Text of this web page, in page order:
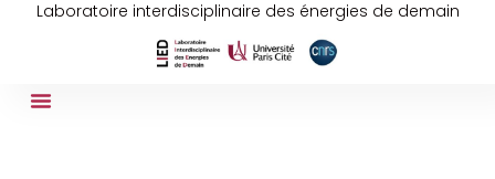
Laboratoire interdisciplinaire des énergies de demain